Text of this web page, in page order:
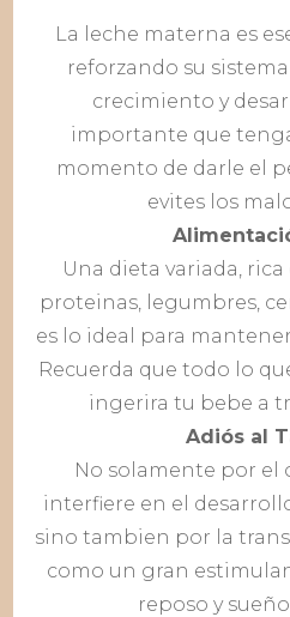
La leche materna es
reforzando su
crecimiento y
importante que
momento de darle el
evites los
Una dieta variada,
proteinas, legumbres,
es lo ideal para
Recuerda que todo lo
ingerira tu bebe a
Adiós al
No solamente por el
interfiere en el
sino tambien por la
como un gran
reposo y